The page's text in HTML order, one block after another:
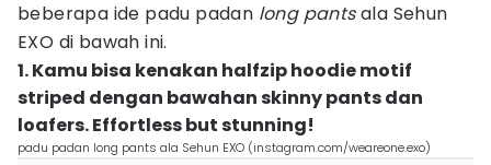
beberapa ide padu padan long pantsala Sehun
EXO di bawah ini.
1. Kamu bisa kenakan halfzip hoodie motif
striped dengan bawahan skinny pants dan
loafers. Effortless but stunning!
padu padan long pants ala Sehun EXO (instagram.com/weareone.exo)